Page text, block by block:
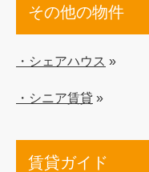
その他の物件
・シェアハウス »
・シニア賃貸 »
賃貸ガイド